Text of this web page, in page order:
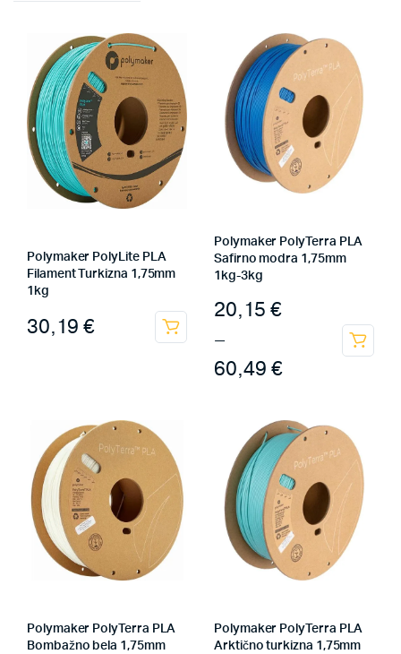
Polymaker PolyLite PLA
Filament Turkizna 1,75mm
1kg
30,19 €
Polymaker PolyTerra PLA
Safirno modra 1,75mm
1kg-3kg
20,15 €
–
60,49 €
Polymaker PolyTerra PLA
Bombažno bela 1,75mm
Polymaker PolyTerra PLA
Arktično turkizna 1,75mm